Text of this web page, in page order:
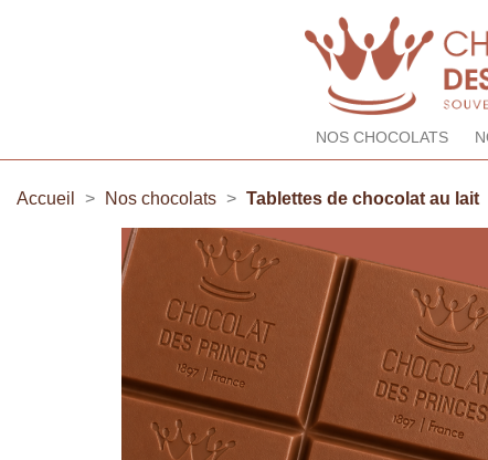
NOS CHOCOLATS
Accueil Nos chocolats Tablettes de chocolat au lait